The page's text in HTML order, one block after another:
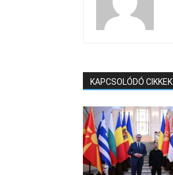
KAPCSOLÓDÓ CIKKEK